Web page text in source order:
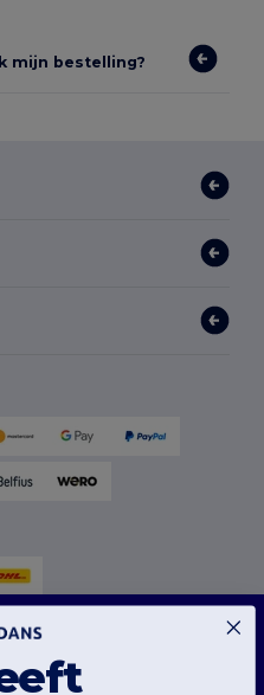
mijn bestelling?
van cookies
eigen cookies als cookies van derden om
voorkeuren te onthouden, de prestaties
gepersonaliseerde browse-ervaring te
geoptimaliseerde interacties met